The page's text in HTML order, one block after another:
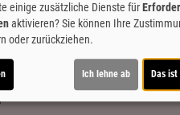
einige zusätzliche Dienste für
aktivieren? Sie können Ihre
oder zurückziehen.
Ich lehne ab Das